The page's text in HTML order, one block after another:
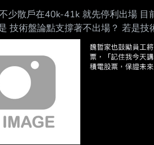
少散戶在40k-41k 就先停利出場 目
技術盤論點支撐著不出場？ 若是技
說有什麼指標能夠解釋目前還持續